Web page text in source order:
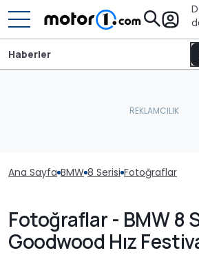
Haberler
Ana Sayfa BMW 8 Serisi Fotoğraflar
Fotoğraflar - BMW 8
Goodwood Hız